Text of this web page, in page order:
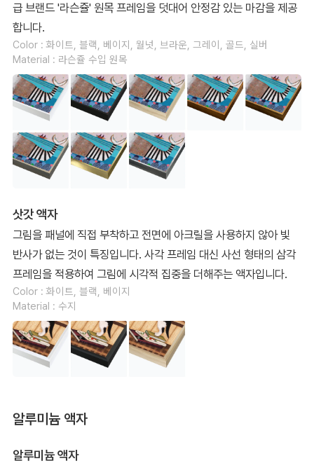
급 브랜드 '라슨쥴' 원목 프레임을 덧대어 안정감 있는 마감을 제공
합니다.
Color : 화이트, 블랙, 베이지, 월넛, 브라운, 그레이, 골드, 실버
Material : 라슨쥴 수입 원목
삿갓 액자
그림을 패널에 직접 부착하고 전면에 아크릴을 사용하지 않아 빛
반사가 없는 것이 특징입니다. 사각 프레임 대신 사선 형태의 삼각
프레임을 적용하여 그림에 시각적 집중을 더해주는 액자입니다.
Color : 화이트, 블랙, 베이지
Material : 수지
알루미늄 액자
알루미늄 액자